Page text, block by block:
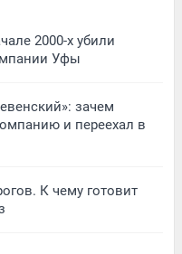
2000-х убили
Уфы
зачем
и переехал в
К чему готовит